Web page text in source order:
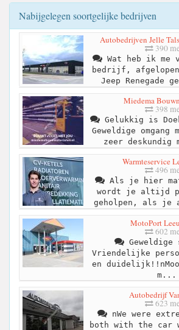
Nabijgelegen soortgelijke bedrijven
Autobedrijven Jelle
390
Wat heb ik
bedrijf,
Jeep Renegade
Miedema
398
Gelukkig is
Geweldige omgang
zeer deskundig
Warmteservice
496
Als je hier
wordt je altijd
geholpen, als je
MotoPort
602
Geweldige
Vriendelijke
en
m...
Autobedrijf
623
nWe were
both with the car